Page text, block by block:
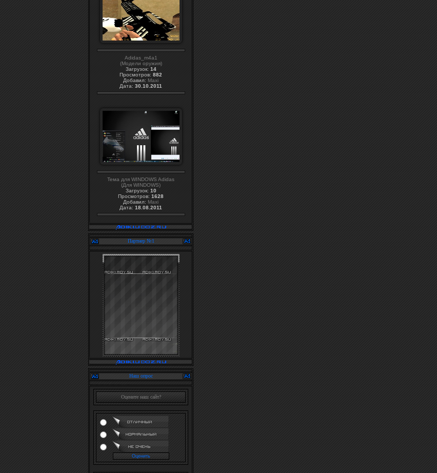
Adidas_m4a1
(Модели оружия)
Загрузок: 14
Просмотров: 882
Добавил: Maxi
Дата: 30.10.2011
Тема для WINDOWS Adidas
(Для WINDOWS)
Загрузок: 10
Просмотров: 1628
Добавил: Maxi
Дата: 18.08.2011
Партнер №1
Наш опрос
Оцените наш сайт?